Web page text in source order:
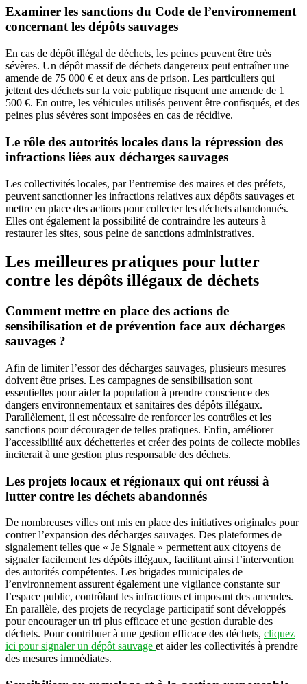
Examiner les sanctions du Code de l’environnement
concernant les dépôts sauvages
En cas de dépôt illégal de déchets, les peines peuvent être très
sévères. Un dépôt massif de déchets dangereux peut entraîner une
amende de 75 000 € et deux ans de prison. Les particuliers qui
jettent des déchets sur la voie publique risquent une amende de 1
500 €. En outre, les véhicules utilisés peuvent être confisqués, et des
peines plus sévères sont imposées en cas de récidive.
Le rôle des autorités locales dans la répression des
infractions liées aux décharges sauvages
Les collectivités locales, par l’entremise des maires et des préfets,
peuvent sanctionner les infractions relatives aux dépôts sauvages et
mettre en place des actions pour collecter les déchets abandonnés.
Elles ont également la possibilité de contraindre les auteurs à
restaurer les sites, sous peine de sanctions administratives.
Les meilleures pratiques pour lutter
contre les dépôts illégaux de déchets
Comment mettre en place des actions de
sensibilisation et de prévention face aux décharges
sauvages ?
Afin de limiter l’essor des décharges sauvages, plusieurs mesures
doivent être prises. Les campagnes de sensibilisation sont
essentielles pour aider la population à prendre conscience des
dangers environnementaux et sanitaires des dépôts illégaux.
Parallèlement, il est nécessaire de renforcer les contrôles et les
sanctions pour décourager de telles pratiques. Enfin, améliorer
l’accessibilité aux déchetteries et créer des points de collecte mobiles
inciterait à une gestion plus responsable des déchets.
Les projets locaux et régionaux qui ont réussi à
lutter contre les déchets abandonnés
De nombreuses villes ont mis en place des initiatives originales pour
contrer l’expansion des décharges sauvages. Des plateformes de
signalement telles que « Je Signale » permettent aux citoyens de
signaler facilement les dépôts illégaux, facilitant ainsi l’intervention
des autorités compétentes. Les brigades municipales de
l’environnement assurent également une vigilance constante sur
l’espace public, contrôlant les infractions et imposant des amendes.
En parallèle, des projets de recyclage participatif sont développés
pour encourager un tri plus efficace et une gestion durable des
déchets. Pour contribuer à une gestion efficace des déchets, cliquez
ici pour signaler un dépôt sauvage et aider les collectivités à prendre
des mesures immédiates.